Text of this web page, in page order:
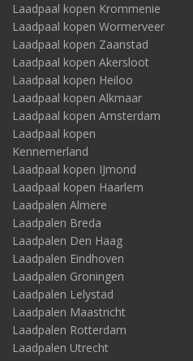
Laadpaal kopen Krommenie
Laadpaal kopen Wormerveer
Laadpaal kopen Zaanstad
Laadpaal kopen Akersloot
Laadpaal kopen Heiloo
Laadpaal kopen Alkmaar
Laadpaal kopen Amsterdam
Laadpaal kopen
Kennemerland
Laadpaal kopen IJmond
Laadpaal kopen Haarlem
Laadpalen Almere
Laadpalen Breda
Laadpalen Den Haag
Laadpalen Eindhoven
Laadpalen Groningen
Laadpalen Lelystad
Laadpalen Maastricht
Laadpalen Rotterdam
Laadpalen Utrecht